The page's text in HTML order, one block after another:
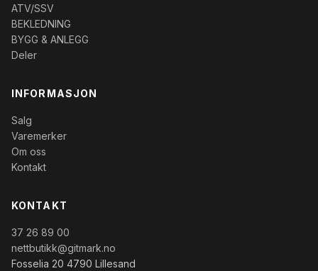
ATV/SSV
BEKLEDNING
BYGG & ANLEGG
Deler
INFORMASJON
Salg
Varemerker
Om oss
Kontakt
KONTAKT
37 26 89 00
nettbutikk@gitmark.no
Fosselia 20 4790 Lillesand